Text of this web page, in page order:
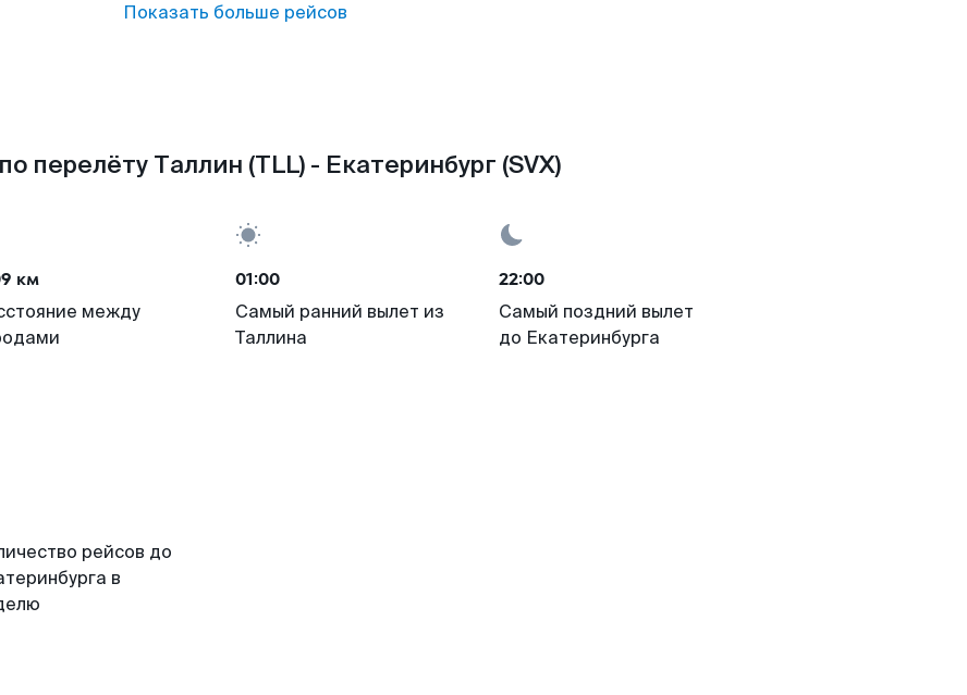
Показать больше рейсов
перелёту Таллин (TLL) - Екатеринбург (SVX)
км
между
01:00
Самый ранний вылет из
Таллина
22:00
Самый поздний вылет
до Екатеринбурга
рейсов до
в